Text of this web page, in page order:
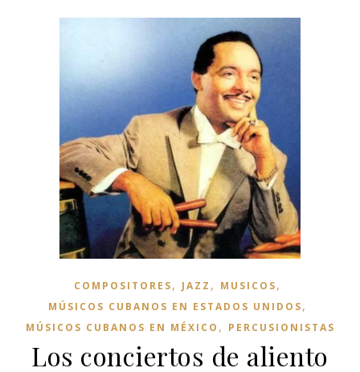
COMPOSITORES, JAZZ , MUSICOS,
MÚSICOS CUBANOS EN ESTADOS UNIDOS,
MÚSICOS CUBANOS EN MÉXICO , PERCUSIONISTAS
Los conciertos de aliento